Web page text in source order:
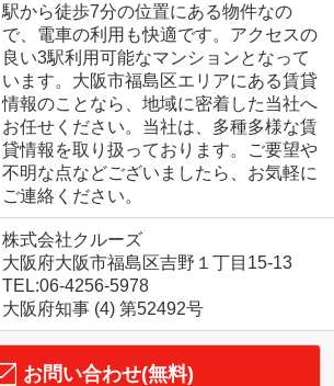
駅から徒歩7分の位置にある物件なの
で、電車の利用も快適です。アクセスの
良い3駅利用可能なマンションとなって
います。大阪市福島区エリアにある賃貸
情報のことなら、地域に密着した当社へ
お任せください。当社は、多種多様な賃
貸情報を取り扱っております。ご要望や
不明な点などございましたら、お気軽に
ご連絡ください。
株式会社クルーズ
大阪府大阪市福島区吉野１丁目15-13
TEL:06-4256-5978
大阪府知事 (4) 第52492号
お問い合わせ(無料)